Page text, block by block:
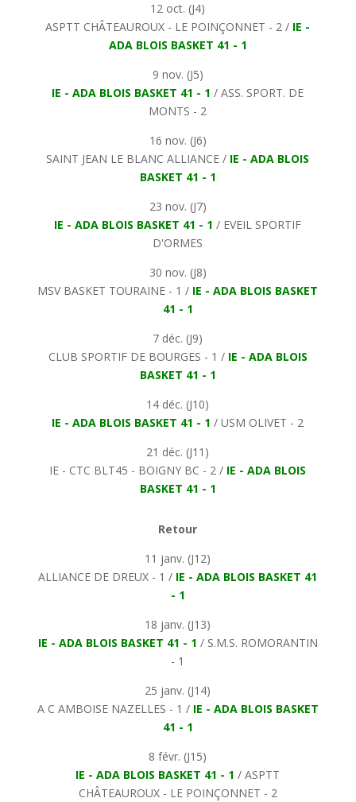
12 oct. (J4)
ASPTT CHÂTEAUROUX - LE POINÇONNET - 2 / IE -
ADA BLOIS BASKET 41 - 1
9 nov. (J5)
IE - ADA BLOIS BASKET 41 - 1 / ASS. SPORT. DE
MONTS - 2
16 nov. (J6)
SAINT JEAN LE BLANC ALLIANCE / IE - ADA BLOIS
BASKET 41 - 1
23 nov. (J7)
IE - ADA BLOIS BASKET 41 - 1 / EVEIL SPORTIF
D'ORMES
30 nov. (J8)
MSV BASKET TOURAINE - 1 / IE - ADA BLOIS BASKET
41 - 1
7 déc. (J9)
CLUB SPORTIF DE BOURGES - 1 / IE - ADA BLOIS
BASKET 41 - 1
14 déc. (J10)
IE - ADA BLOIS BASKET 41 - 1 / USM OLIVET - 2
21 déc. (J11)
IE - CTC BLT45 - BOIGNY BC - 2 / IE - ADA BLOIS
BASKET 41 - 1
Retour
11 janv. (J12)
ALLIANCE DE DREUX - 1 / IE - ADA BLOIS BASKET 41
- 1
18 janv. (J13)
IE - ADA BLOIS BASKET 41 - 1 / S.M.S. ROMORANTIN
- 1
25 janv. (J14)
A C AMBOISE NAZELLES - 1 / IE - ADA BLOIS BASKET
41 - 1
8 févr. (J15)
IE - ADA BLOIS BASKET 41 - 1 / ASPTT
CHÂTEAUROUX - LE POINÇONNET - 2